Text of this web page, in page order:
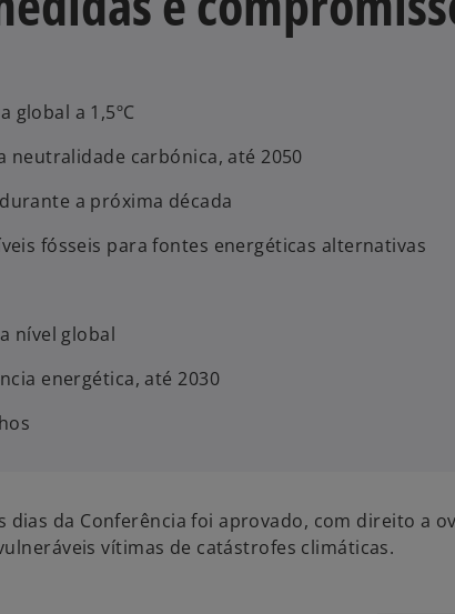
a 1,5ºC
neutralidade carbónica, até 2050
a próxima década
fósseis para fontes energéticas alternativas
nível global
energética, até 2030
da Conferência foi aprovado, com direito a
vítimas de catástrofes climáticas.